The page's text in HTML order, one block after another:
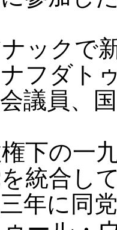
ックで
フダト
議員、
下の一
統合し
年に同